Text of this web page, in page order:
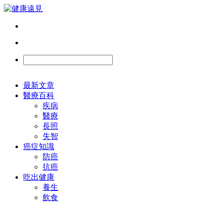
最新文章
醫療百科
疾病
醫療
長照
失智
癌症知識
防癌
抗癌
吃出健康
養生
飲食